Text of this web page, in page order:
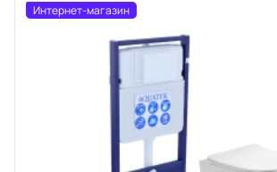
Интернет-магазин